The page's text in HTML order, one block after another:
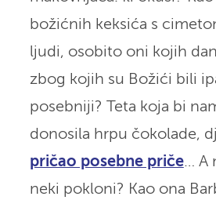
božićnih keksića s
ljudi, osobito oni kojih
zbog kojih su Božići bili
posebniji? Teta koja bi
donosila hrpu čokolade,
pričao posebne priče… A
neki pokloni? Kao ona